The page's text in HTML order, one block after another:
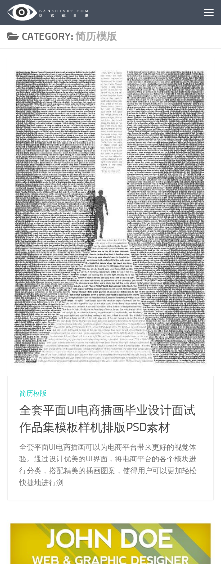
Skip to content
CATEGORY: 简历模版
简历模版
全套平面UI电商插画毕业设计面试
作品集模板样机排版PSD素材
全套平面UI电商插画可以为电商平台带来更好的视觉体
验。通过设计优美的UI界面，将电商平台的各个模块进
行分类，搭配精美的插画图案，使得用户可以更加轻松
快捷地进行浏...